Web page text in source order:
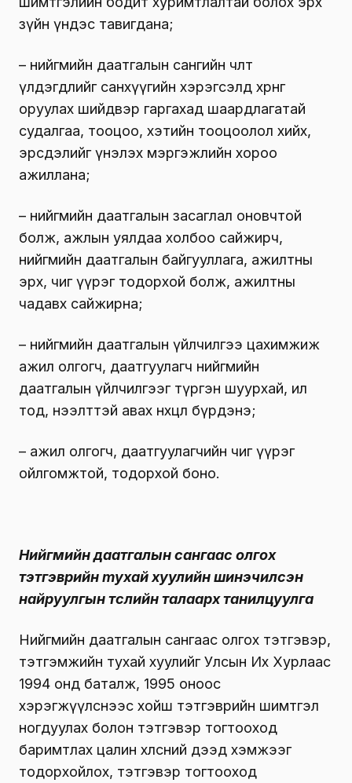
зүйн үндэс тавигдана;
– нийгмийн даатгалын сангийн чөлөөт
үлдэгдлийг санхүүгийн хэрэгсэлд хөрөнгө
оруулах шийдвэр гаргахад шаардлагатай
судалгаа, тооцоо, хэтийн тооцоолол хийх,
эрсдэлийг үнэлэх мэргэжлийн хороо
ажиллана;
– нийгмийн даатгалын засаглал оновчтой
болж, ажлын уялдаа холбоо сайжирч,
нийгмийн даатгалын байгууллага, ажилтны
эрх, чиг үүрэг тодорхой болж, ажилтны
чадавх сайжирна;
– нийгмийн даатгалын үйлчилгээ цахимжиж
ажил олгогч, даатгуулагч нийгмийн
даатгалын үйлчилгээг түргэн шуурхай, ил
тод, нээлттэй авах нөхцөл бүрдэнэ;
– ажил олгогч, даатгуулагчийн чиг үүрэг
ойлгомжтой, тодорхой боно.
Нийгмийн даатгалын сангаас олгох
тэтгэврийн mухай хуулийн шинэчилсэн
найруулгын төслийн талаарх танилцуулга
Нийгмийн даатгалын сангаас олгох тэтгэвэр,
тэтгэмжийн тухай хуулийг Улсын Их Хурлаас
1994 онд баталж, 1995 оноос
хэрэгжүүлснээс хойш тэтгэврийн шимтгэл
ногдуулах болон тэтгэвэр тогтооход
баримтлах цалин хөлсний дээд хэмжээг
тодорхойлох, тэтгэвэр тогтооход